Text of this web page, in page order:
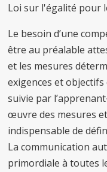
Loi sur l'égalité pour
Le besoin d’une
être au préalable
et les mesures
exigences et
suivie par
œuvre des mesures
indispensable de
La communication
primordiale à toutes